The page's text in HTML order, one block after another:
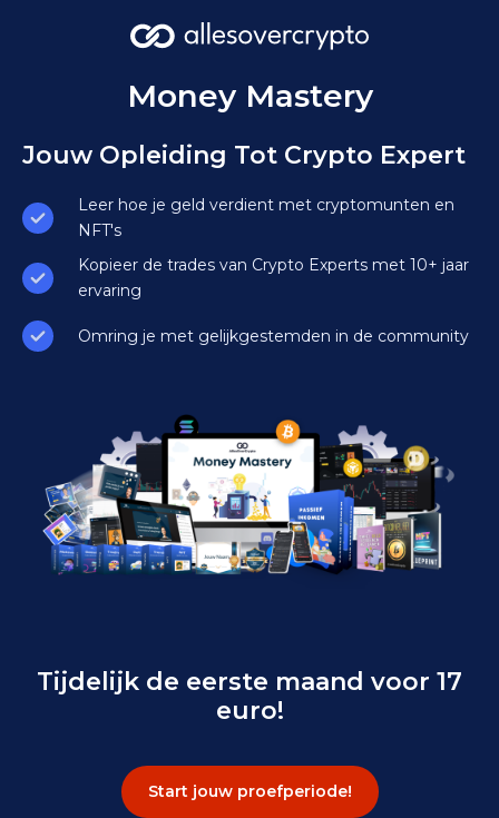
Money Mastery
Jouw Opleiding Tot Crypto Expert
Leer hoe je geld verdient met cryptomunten en
NFT's
Kopieer de trades van Crypto Experts met 10+ jaar
ervaring
Omring je met gelijkgestemden in de community
Tijdelijk de eerste maand voor 17
euro!
Start jouw proefperiode!